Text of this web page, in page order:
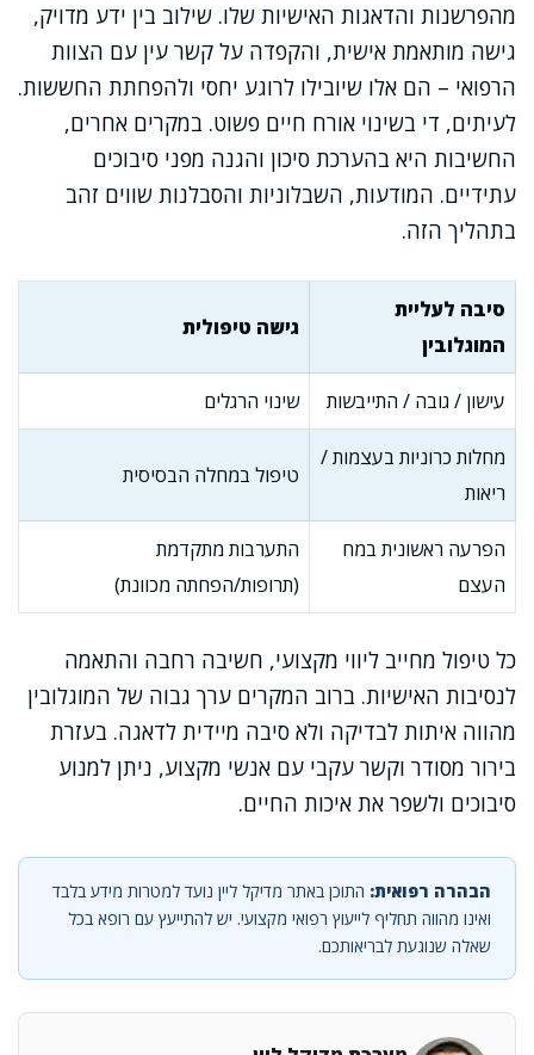
מהפרשנות והדאגות האישיות שלו. שילוב בין ידע מדויק,
גישה מותאמת אישית, והקפדה על קשר עין עם הצוות
הרפואי – הם אלו שיובילו לרוגע יחסי ולהפחתת החששות.
לעיתים, די בשינוי אורח חיים פשוט. במקרים אחרים,
החשיבות היא בהערכת סיכון והגנה מפני סיבוכים
עתידיים. המודעות, השבלוניות והסבלנות שווים זהב
בתהליך הזה.
סיבה לעליית
המוגלובין
גישה טיפולית
עישון / גובה / התייבשות שינוי הרגלים
מחלות כרוניות בעצמות /
ריאות
טיפול במחלה הבסיסית
הפרעה ראשונית במח
העצם
התערבות מתקדמת
(תרופות/הפחתה מכוונת)
כל טיפול מחייב ליווי מקצועי, חשיבה רחבה והתאמה
לנסיבות האישיות. ברוב המקרים ערך גבוה של המוגלובין
מהווה איתות לבדיקה ולא סיבה מיידית לדאגה. בעזרת
בירור מסודר וקשר עקבי עם אנשי מקצוע, ניתן למנוע
סיבוכים ולשפר את איכות החיים.
הבהרה רפואית: התוכן באתר מדיקל ליין נועד למטרות מידע בלבד
ואינו מהווה תחליף לייעוץ רפואי מקצועי. יש להתייעץ עם רופא בכל
שאלה שנוגעת לבריאותכם.